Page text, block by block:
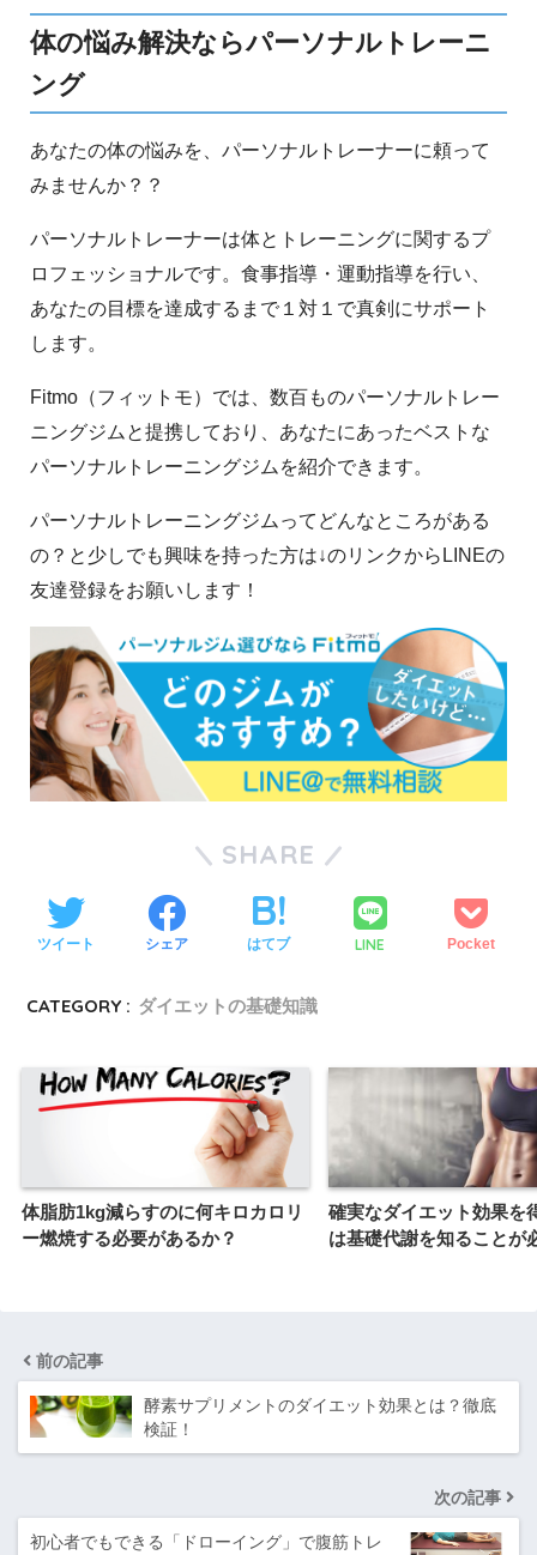
体の悩み解決ならパーソナルトレーニ
ング
あなたの体の悩みを、パーソナルトレーナーに頼って
みませんか？？
パーソナルトレーナーは体とトレーニングに関するプ
ロフェッショナルです。食事指導・運動指導を行い、
あなたの目標を達成するまで１対１で真剣にサポート
します。
Fitmo（フィットモ）では、数百ものパーソナルトレー
ニングジムと提携しており、あなたにあったベストな
パーソナルトレーニングジムを紹介できます。
パーソナルトレーニングジムってどんなところがある
の？と少しでも興味を持った方は↓のリンクからLINEの
友達登録をお願いします！
SHARE
ツイート シェア はてブ LINE Pocket
CATEGORY : ダイエットの基礎知識
体脂肪1kg減らすのに何キロカロリ
ー燃焼する必要があるか？
確実なダイエット効果を
は基礎代謝を知ることが
前の記事
酵素サプリメントのダイエット効果とは？徹底
検証！
次の記事
初心者でもできる「ドローイング」で腹筋トレ